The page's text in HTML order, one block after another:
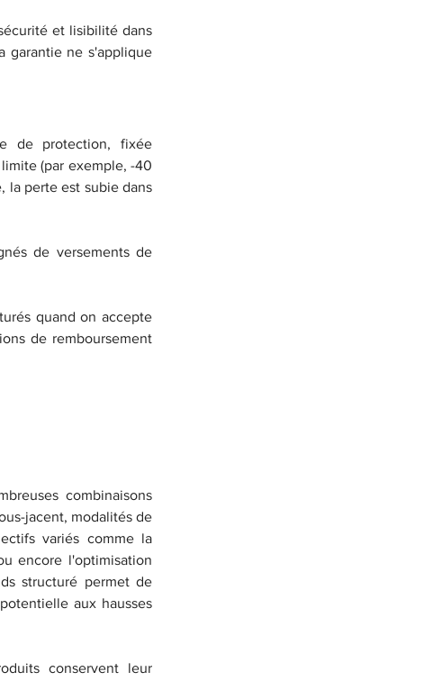
et lisibilité dans
garantie ne s'applique
de protection, fixée
(par exemple, -40
la perte est subie dans
de versements de
quand on accepte
de remboursement
combinaisons
jacent, modalités de
variés comme la
encore l'optimisation
structuré permet de
aux hausses
conservent leur